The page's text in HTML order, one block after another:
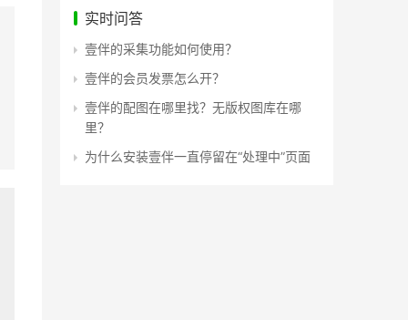
实时问答
壹伴的采集功能如何使用？
壹伴的会员发票怎么开？
壹伴的配图在哪里找？无版权图库在哪
里？
为什么安装壹伴一直停留在“处理中”页面